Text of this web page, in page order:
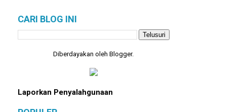
CARI BLOG INI
Diberdayakan oleh Blogger.
Laporkan Penyalahgunaan